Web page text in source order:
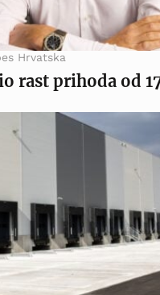
Hrvatska
rast prihoda od